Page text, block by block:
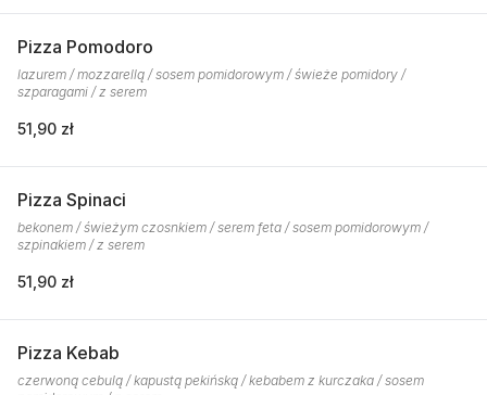
Pizza Pomodoro
lazurem / mozzarellą / sosem pomidorowym / świeże pomidory /
szparagami / z serem
51,90 zł
Pizza Spinaci
bekonem / świeżym czosnkiem / serem feta / sosem pomidorowym /
szpinakiem / z serem
51,90 zł
Pizza Kebab
czerwoną cebulą / kapustą pekińską / kebabem z kurczaka / sosem